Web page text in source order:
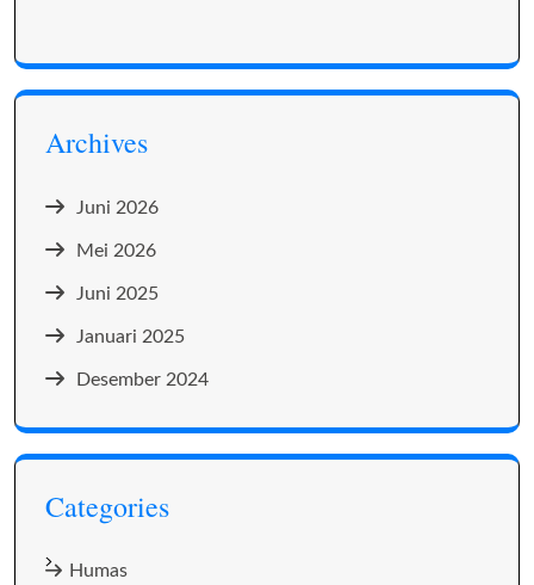
Archives
Juni 2026
Mei 2026
Juni 2025
Januari 2025
Desember 2024
Categories
Humas